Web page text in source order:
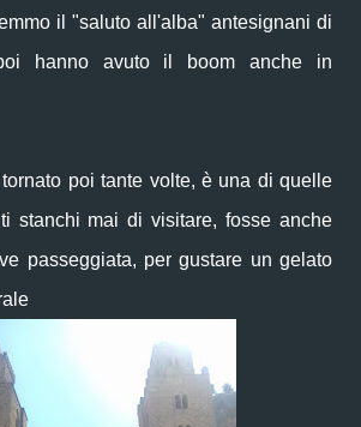
il "saluto all'alba" antesignani di
hanno avuto il boom anche in
poi tante volte, è una di quelle
stanchi mai di visitare, fosse anche
passeggiata, per gustare un gelato